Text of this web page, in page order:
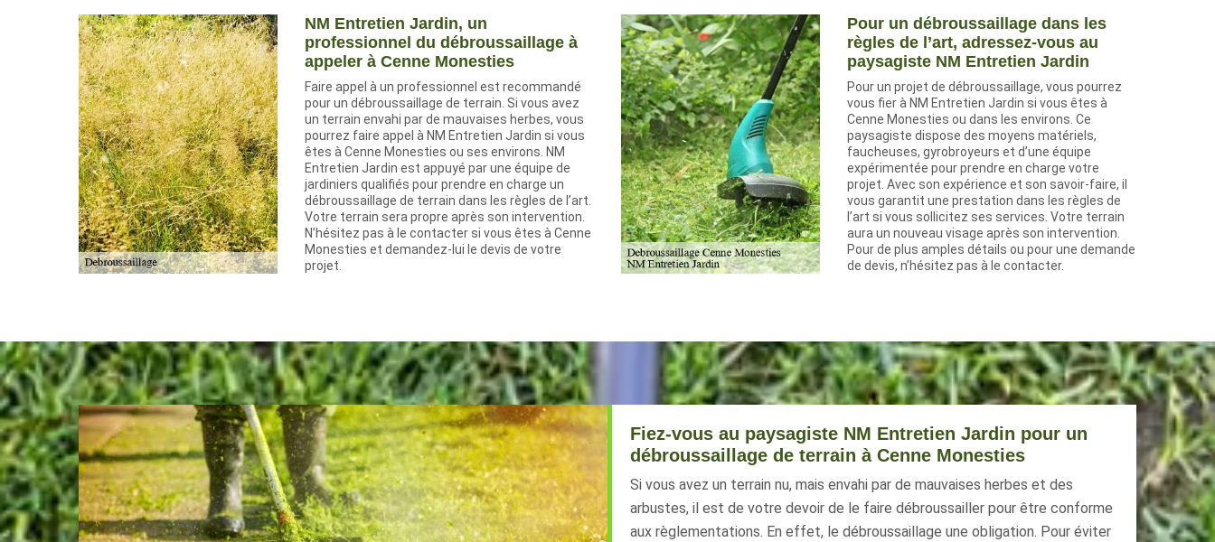
NM Entretien Jardin, un
professionnel du débroussaillage à
appeler à Cenne Monesties
Faire appel à un professionnel est recommandé
pour un débroussaillage de terrain. Si vous avez
un terrain envahi par de mauvaises herbes, vous
pourrez faire appel à NM Entretien Jardin si vous
êtes à Cenne Monesties ou ses environs. NM
Entretien Jardin est appuyé par une équipe de
jardiniers qualifiés pour prendre en charge un
débroussaillage de terrain dans les règles de l’art.
Votre terrain sera propre après son intervention.
N’hésitez pas à le contacter si vous êtes à Cenne
Monesties et demandez-lui le devis de votre
projet.
Pour un débroussaillage dans les
règles de l’art, adressez-vous au
paysagiste NM Entretien Jardin
Pour un projet de débroussaillage, vous pourrez
vous fier à NM Entretien Jardin si vous êtes à
Cenne Monesties ou dans les environs. Ce
paysagiste dispose des moyens matériels,
faucheuses, gyrobroyeurs et d’une équipe
expérimentée pour prendre en charge votre
projet. Avec son expérience et son savoir-faire, il
vous garantit une prestation dans les règles de
l’art si vous sollicitez ses services. Votre terrain
aura un nouveau visage après son intervention.
Pour de plus amples détails ou pour une demande
de devis, n’hésitez pas à le contacter.
Fiez-vous au paysagiste NM Entretien Jardin pour un
débroussaillage de terrain à Cenne Monesties
Si vous avez un terrain nu, mais envahi par de mauvaises herbes et des
arbustes, il est de votre devoir de le faire débroussailler pour être conforme
aux règlementations. En effet, le débroussaillage une obligation. Pour éviter